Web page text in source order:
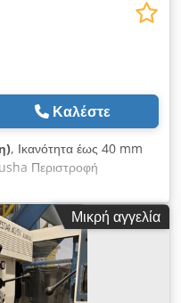
Καλέστε
, Ικανότητα έως 40 mm
Περιστροφή
ταχύτητα με
Μικρή αγγελία